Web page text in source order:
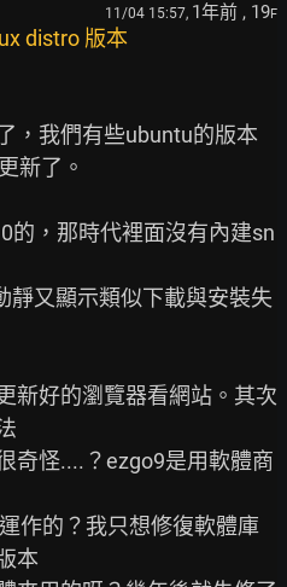
11/04 15:57, 1年前 , 19F
distro 版本
，我們有些ubuntu的版本
新了。
的，那時代裡面沒有內建sn
靜又顯示類似下載與安裝失
新好的瀏覽器看網站。其次
奇怪....？ezgo9是用軟體商
作的？我只想修復軟體庫
本